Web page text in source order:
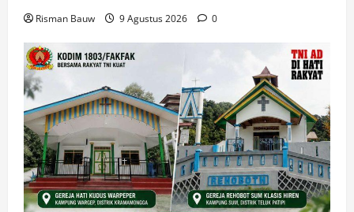
Risman Bauw 9 Agustus 2026 0